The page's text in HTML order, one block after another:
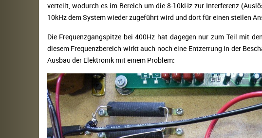
verteilt, wodurch es im Bereich um die 8-10kHz zur Interferenz
10kHz dem System wieder zugeführt wird und dort für einen steilen
Die Frequenzgangspitze bei 400Hz hat dagegen nur zum Teil mit
diesem Frequenzbereich wirkt auch noch eine Entzerrung in der
Ausbau der Elektronik mit einem Problem: